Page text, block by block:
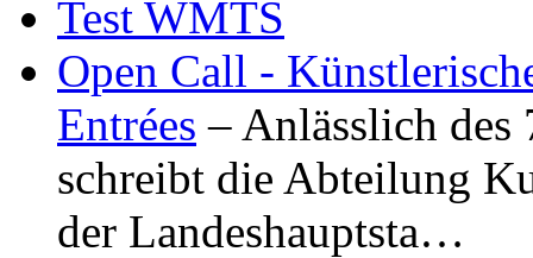
Test WMTS
Open Call -
Entrées – Anlässlich
schreibt die Abteilung
der Landeshauptsta…